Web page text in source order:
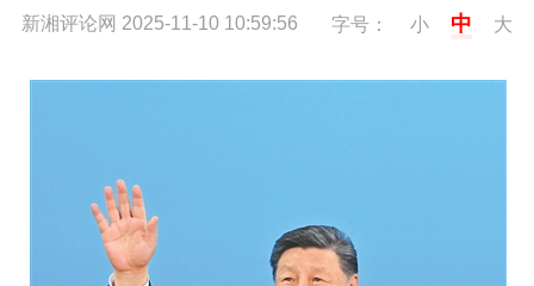
新湘评论网 2025-11-10 10:59:56 字号： 小 中 大